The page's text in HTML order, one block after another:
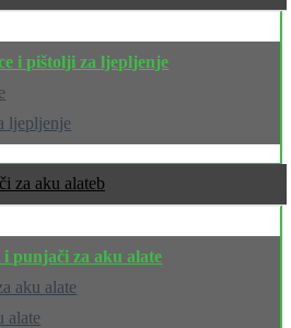
i pištolji za ljepljenje
ljepljenje
za aku alate
punjači za aku alate
aku alate
alate